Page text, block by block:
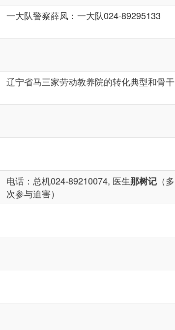
一大队警察薛凤：一大队024-89295133
辽宁省马三家劳动教养院的转化典型和骨干
电话：总机024-89210074, 医生那树记 （多
次参与迫害）